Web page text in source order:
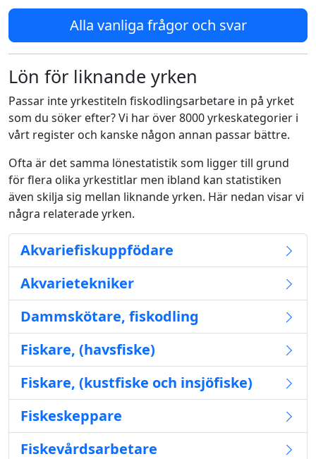
Alla vanliga frågor och svar
Lön för liknande yrken
Passar inte yrkestiteln fiskodlingsarbetare in på yrket
som du söker efter? Vi har över 8000 yrkeskategorier i
vårt register och kanske någon annan passar bättre.
Ofta är det samma lönestatistik som ligger till grund
för flera olika yrkestitlar men ibland kan statistiken
även skilja sig mellan liknande yrken. Här nedan visar vi
några relaterade yrken.
Akvariefiskuppfödare
Akvarietekniker
Dammskötare, fiskodling
Fiskare, (havsfiske)
Fiskare, (kustfiske och insjöfiske)
Fiskeskeppare
Fiskevårdsarbetare